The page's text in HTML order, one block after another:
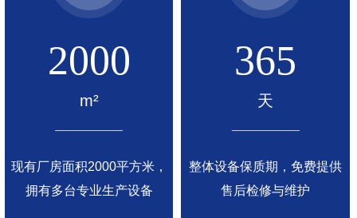
2000
m²
现有厂房面积2000平方米，
拥有多台专业生产设备
365
天
整体设备保质期，免费提供
售后检修与维护